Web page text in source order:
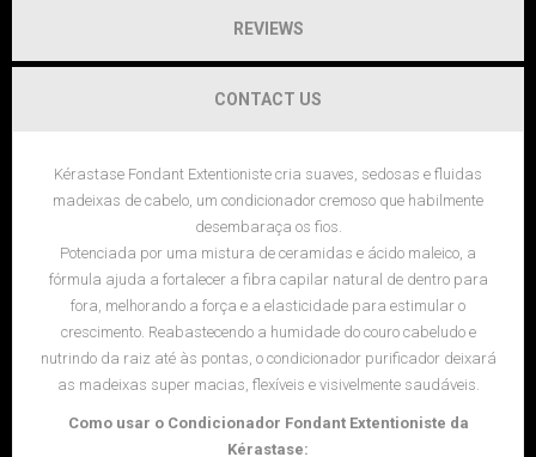
REVIEWS
CONTACT US
Kérastase Fondant Extentioniste cria suaves, sedosas e fluidas
madeixas de cabelo, um condicionador cremoso que habilmente
desembaraça os fios.
Potenciada por uma mistura de ceramidas e ácido maleico, a
fórmula ajuda a fortalecer a fibra capilar natural de dentro para
fora, melhorando a força e a elasticidade para estimular o
crescimento. Reabastecendo a humidade do couro cabeludo e
nutrindo da raiz até às pontas, o condicionador purificador deixará
as madeixas super macias, flexíveis e visivelmente saudáveis.
Como usar o Condicionador Fondant Extentioniste da
Kérastase: